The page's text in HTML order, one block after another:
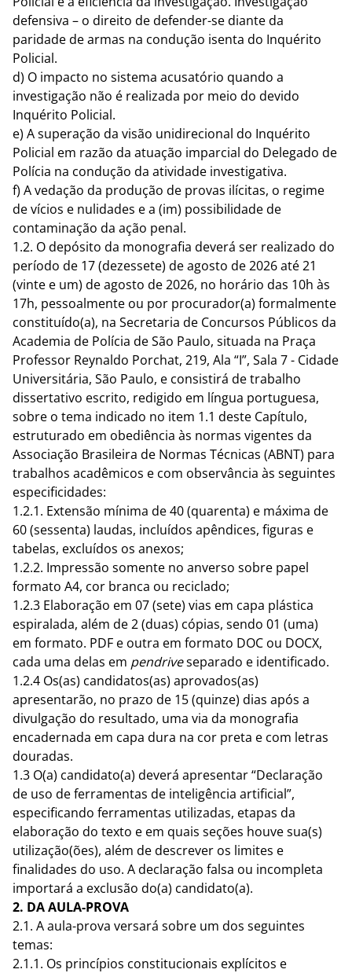
defensiva – o direito de defender-se diante da
paridade de armas na condução isenta do Inquérito
Policial.
d) O impacto no sistema acusatório quando a
investigação não é realizada por meio do devido
Inquérito Policial.
e) A superação da visão unidirecional do Inquérito
Policial em razão da atuação imparcial do Delegado de
Polícia na condução da atividade investigativa.
f) A vedação da produção de provas ilícitas, o regime
de vícios e nulidades e a (im) possibilidade de
contaminação da ação penal.
1.2. O depósito da monografia deverá ser realizado do
período de 17 (dezessete) de agosto de 2026 até 21
(vinte e um) de agosto de 2026, no horário das 10h às
17h, pessoalmente ou por procurador(a) formalmente
constituído(a), na Secretaria de Concursos Públicos da
Academia de Polícia de São Paulo, situada na Praça
Professor Reynaldo Porchat, 219, Ala “I”, Sala 7 - Cidade
Universitária, São Paulo, e consistirá de trabalho
dissertativo escrito, redigido em língua portuguesa,
sobre o tema indicado no item 1.1 deste Capítulo,
estruturado em obediência às normas vigentes da
Associação Brasileira de Normas Técnicas (ABNT) para
trabalhos acadêmicos e com observância às seguintes
especificidades:
1.2.1. Extensão mínima de 40 (quarenta) e máxima de
60 (sessenta) laudas, incluídos apêndices, figuras e
tabelas, excluídos os anexos;
1.2.2. Impressão somente no anverso sobre papel
formato A4, cor branca ou reciclado;
1.2.3 Elaboração em 07 (sete) vias em capa plástica
espiralada, além de 2 (duas) cópias, sendo 01 (uma)
em formato. PDF e outra em formato DOC ou DOCX,
cada uma delas em pendriveseparado e identificado.
1.2.4 Os(as) candidatos(as) aprovados(as)
apresentarão, no prazo de 15 (quinze) dias após a
divulgação do resultado, uma via da monografia
encadernada em capa dura na cor preta e com letras
douradas.
1.3 O(a) candidato(a) deverá apresentar “Declaração
de uso de ferramentas de inteligência artificial”,
especificando ferramentas utilizadas, etapas da
elaboração do texto e em quais seções houve sua(s)
utilização(ões), além de descrever os limites e
finalidades do uso. A declaração falsa ou incompleta
importará a exclusão do(a) candidato(a).
2. DA AULA-PROVA
2.1. A aula-prova versará sobre um dos seguintes
temas:
2.1.1. Os princípios constitucionais explícitos e